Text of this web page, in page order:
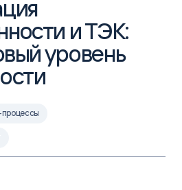
и ТЭК:
уровень